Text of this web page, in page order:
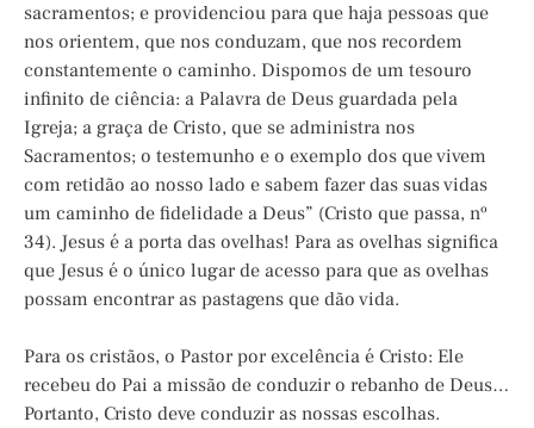
sacramentos; e providenciou para que haja pessoas que
nos orientem, que nos conduzam, que nos recordem
constantemente o caminho. Dispomos de um tesouro
infinito de ciência: a Palavra de Deus guardada pela
Igreja; a graça de Cristo, que se administra nos
Sacramentos; o testemunho e o exemplo dos que vivem
com retidão ao nosso lado e sabem fazer das suas vidas
um caminho de fidelidade a Deus” (Cristo que passa, nº
34). Jesus é a porta das ovelhas! Para as ovelhas significa
que Jesus é o único lugar de acesso para que as ovelhas
possam encontrar as pastagens que dão vida.
Para os cristãos, o Pastor por excelência é Cristo: Ele
recebeu do Pai a missão de conduzir o rebanho de Deus…
Portanto, Cristo deve conduzir as nossas escolhas.